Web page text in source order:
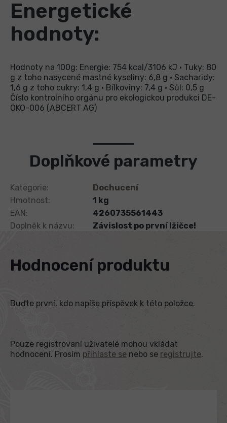
Energetické
hodnoty:
Hodnoty na 100g: Energie: 754 kcal/3106 kJ • Tuky: 80
g z toho nasycené mastné kyseliny: 6,8 g • Sacharidy:
1,6 g z toho cukry: 1,4 g • Bílkoviny: 7,4 g • Sůl: 0,5 g
Číslo kontrolního orgánu pro ekologickou produkci DE-
ÖKO-006 (ABCERT AG)
Doplňkové parametry
Kategorie:
Dochucení
Hmotnost:
1 kg
EAN:
4260735561443
Doplněk k názvu: Závislost po první lžičce!
Hodnocení produktu
Buďte první, kdo napíše příspěvek k této položce.
Pouze registrovaní uživatelé mohou vkládat
hodnocení. Prosím přihlaste se nebo se registrujte.